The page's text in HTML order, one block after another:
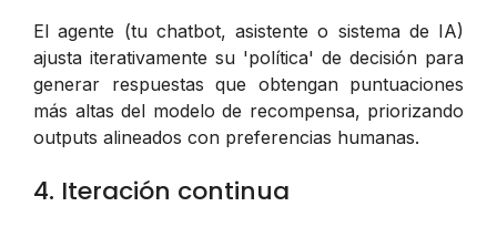
El agente (tu chatbot, asistente o sistema de IA)
ajusta iterativamente su 'política' de decisión para
generar respuestas que obtengan puntuaciones
más altas del modelo de recompensa, priorizando
outputs alineados con preferencias humanas.
4. Iteración continua